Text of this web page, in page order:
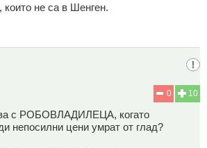
които не са в Шенген.
10
0
с РОБОВЛАДИЛЕЦА, когато
непосилни цени умрат от глад?